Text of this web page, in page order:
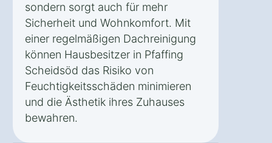
sondern sorgt auch für mehr
Sicherheit und Wohnkomfort. Mit
einer regelmäßigen Dachreinigung
können Hausbesitzer in Pfaffing
Scheidsöd das Risiko von
Feuchtigkeitsschäden minimieren
und die Ästhetik ihres Zuhauses
bewahren.